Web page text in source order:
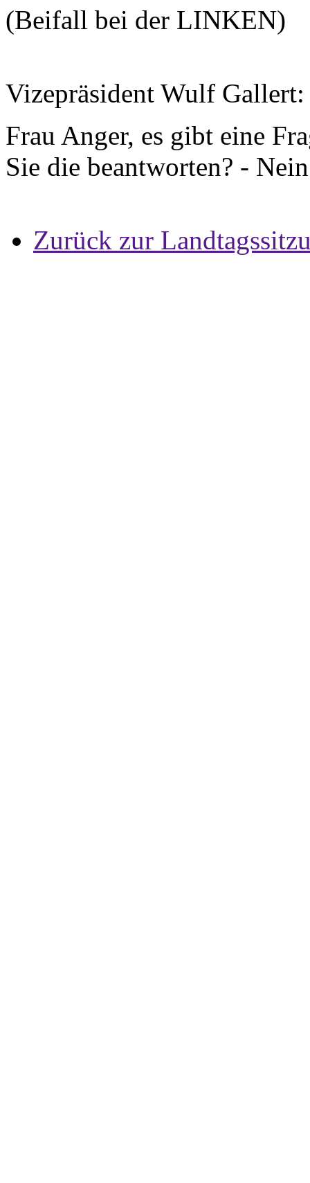
(Beifall bei der LINKEN)
Vizepräsident Wulf
Frau Anger, es gibt eine
Sie die beantworten? -
Zurück zur